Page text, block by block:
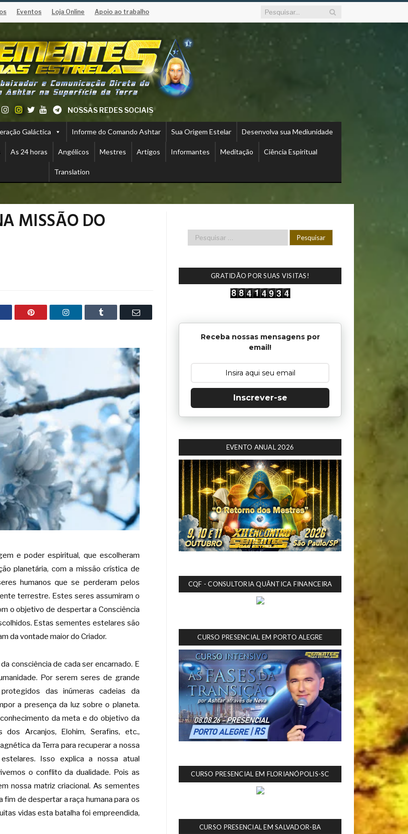
Eventos Loja Online Apoio ao trabalho
NOSSAS REDES SOCIAIS
Galáctica Informe do Comando Ashtar Sua Origem Estelar Desenvolva sua Mediunidade
As 24 horas Angélicos Mestres Artigos Informantes Meditação Ciência Espiritual
Translation
MISSÃO DO
Pinterest LinkedIn Tumblr Email
e poder espiritual, que escolheram
planetária, com a missão crística de
humanos que se perderam pelos
terrestre. Estes seres assumiram o
o objetivo de despertar a Consciência
Estas sementes estelares são
da vontade maior do Criador.
consciência de cada ser encarnado. E
Por serem seres de grande
das inúmeras cadeias da
a presença da luz sobre o planeta.
da meta e do objetivo da
Arcanjos, Elohim, Serafins, etc.,
da Terra para recuperar a nossa
Isso explica a nossa atual
o conflito da dualidade. Pois as
nossa matriz criacional. As sementes
fim de despertar a raça humana para os
vidas esta batalha foi empreendida,
GRATIDÃO POR SUAS VISITAS!
Receba nossas mensagens por
email!
Inscrever-se
EVENTO ANUAL 2026
CQF - CONSULTORIA QUÂNTICA FINANCEIRA
CURSO PRESENCIAL EM PORTO ALEGRE
CURSO PRESENCIAL EM FLORIANÓPOLIS-SC
CURSO PRESENCIAL EM SALVADOR-BA